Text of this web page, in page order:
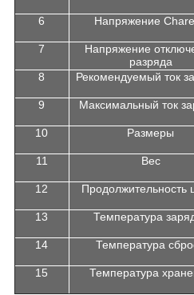
6 Напряжение
7
Напряжение
разряда
8 Рекомендуемый ток
9 Максимальный ток
10 Размеры
11 Вес
12 Продолжительность
13 Температура
14
Температура
15
Температура